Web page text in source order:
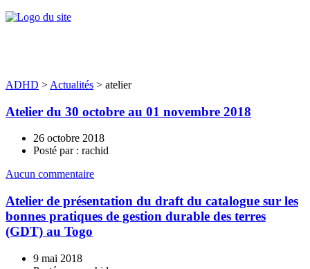
ADHD > Actualités > atelier
Atelier du 30 octobre au 01 novembre 2018
26 octobre 2018
Posté par : rachid
Aucun commentaire
Atelier de présentation du draft du catalogue sur les
bonnes pratiques de gestion durable des terres
(GDT) au Togo
9 mai 2018